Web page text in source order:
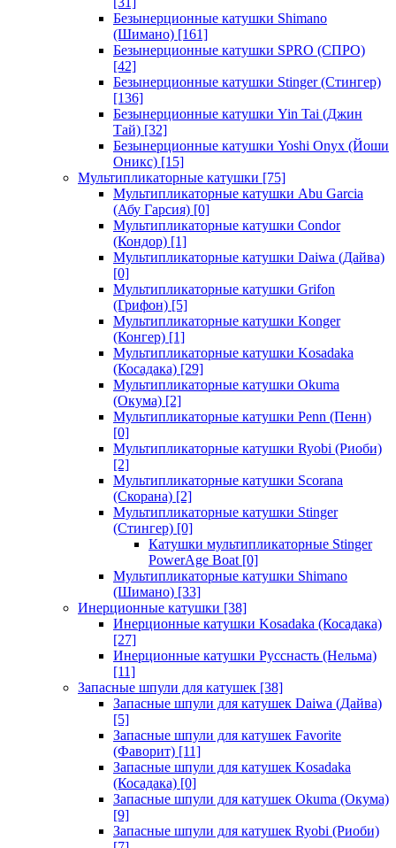
Безынерционные катушки Shimano
(Шимано) [161]
Безынерционные катушки SPRO (СПРО)
[42]
Безынерционные катушки Stinger (Стингер)
[136]
Безынерционные катушки Yin Tai (Джин
Тай) [32]
Безынерционные катушки Yoshi Onyx (Йоши
Оникс) [15]
Мультипликаторные катушки [75]
Мультипликаторные катушки Abu Garcia
(Абу Гарсия) [0]
Мультипликаторные катушки Condor
(Кондор) [1]
Мультипликаторные катушки Daiwa (Дайва)
[0]
Мультипликаторные катушки Grifon
(Грифон) [5]
Мультипликаторные катушки Konger
(Конгер) [1]
Мультипликаторные катушки Kosadaka
(Косадака) [29]
Мультипликаторные катушки Okuma
(Окума) [2]
Мультипликаторные катушки Penn (Пенн)
[0]
Мультипликаторные катушки Ryobi (Риоби)
[2]
Мультипликаторные катушки Scorana
(Скорана) [2]
Мультипликаторные катушки Stinger
(Стингер) [0]
Катушки мультипликаторные Stinger
PowerAge Boat [0]
Мультипликаторные катушки Shimano
(Шимано) [33]
Инерционные катушки [38]
Инерционные катушки Kosadaka (Косадака)
[27]
Инерционные катушки Русснасть (Нельма)
[11]
Запасные шпули для катушек [38]
Запасные шпули для катушек Daiwa (Дайва)
[5]
Запасные шпули для катушек Favorite
(Фаворит) [11]
Запасные шпули для катушек Kosadaka
(Косадака) [0]
Запасные шпули для катушек Okuma (Окума)
[9]
Запасные шпули для катушек Ryobi (Риоби)